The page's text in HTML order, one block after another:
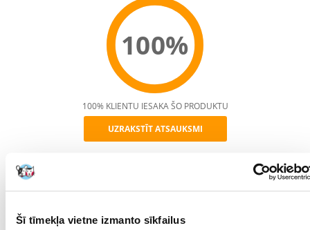
Šī tīmekļa vietne izmanto sīkfailus
100%
Recommend
100% KLIENTU IESAKA ŠO PRODUKTU
UZRAKSTĪT ATSAUKSMI
APRAKSTS
ATSAUKSMES